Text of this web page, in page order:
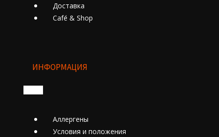
Доставка
Cafе́ & Shop
ИНФОРМАЦИЯ
Аллергены
Условия и положения